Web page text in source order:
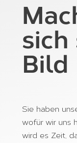
sich
Bild
Sie haben
wofür wir uns
wird es Zeit,